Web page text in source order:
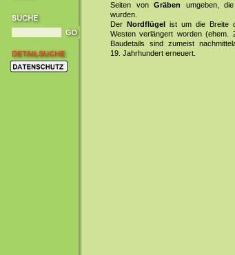
Seiten von Gräben umgeben,
wurden.
Der Nordflügel ist um die Breite
Westen verlängert worden (ehem.
Baudetails sind zumeist
19. Jahrhundert erneuert.